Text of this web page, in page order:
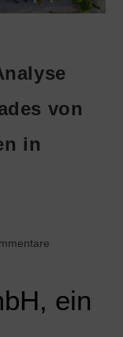
von
in
ein